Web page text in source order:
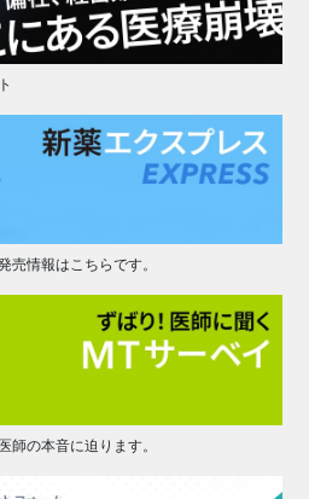
売情報はこちらです。
師の本音に迫ります。